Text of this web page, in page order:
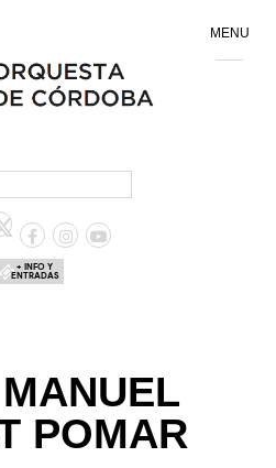
+ INFO Y
ENTRADAS
POMAR
MENU